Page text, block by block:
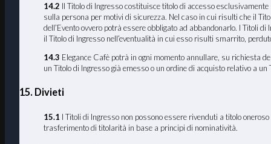
14.2 Il Titolo di Ingresso costituisce titolo di accesso
sulla persona per motivi di sicurezza. Nel caso in cui risulti che il
dell’Evento ovvero potrà essere obbligato ad abbandonarlo. I Titoli
il Titolo di Ingresso nell’eventualità in cui esso risulti smarrito,
14.3 Elegance Cafè potrà in ogni momento annullare, su richiesta
un Titolo di Ingresso già emesso o un ordine di acquisto relativo a
15. Divieti
15.1 I Titoli di Ingresso non possono essere rivenduti a titolo
trasferimento di titolarità in base a principi di nominatività.